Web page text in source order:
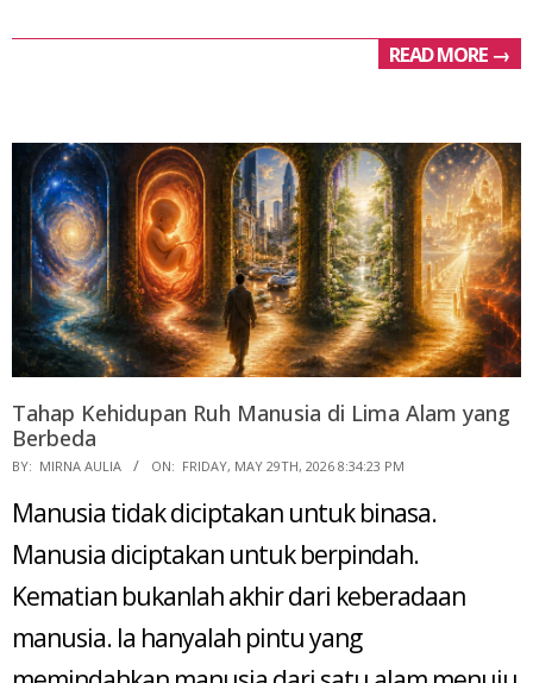
READ MORE →
Tahap Kehidupan Ruh Manusia di Lima Alam yang
Berbeda
2026-
29
BY: MIRNA AULIA ON: FRIDAY, MAY 29TH, 2026 8:34:23 PM
Manusia tidak diciptakan untuk binasa.
Manusia diciptakan untuk berpindah.
Kematian bukanlah akhir dari keberadaan
manusia. Ia hanyalah pintu yang